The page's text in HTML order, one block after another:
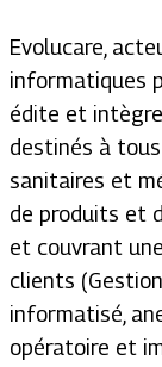
Evolucare,
informatiques
édite et
destinés à
sanitaires et
de produits et
et couvrant
clients
informatisé,
opératoire et